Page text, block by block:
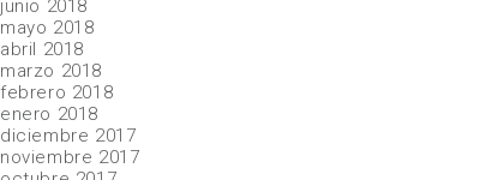
junio 2018
mayo 2018
abril 2018
marzo 2018
febrero 2018
enero 2018
diciembre 2017
noviembre 2017